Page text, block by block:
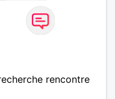
rencontre